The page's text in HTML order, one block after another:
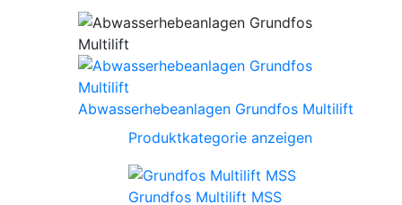
Abwasserhebeanlagen Grundfos Multilift
Produktkategorie anzeigen
Grundfos Multilift MSS